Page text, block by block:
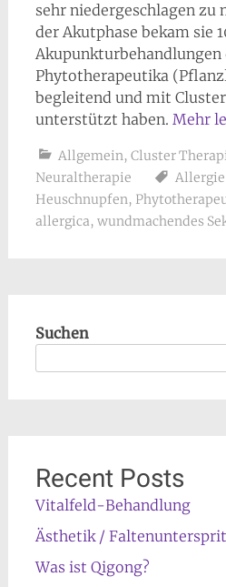
sehr niedergeschlagen zu
der Akutphase bekam sie
Phytotherapeutika
begleitend und mit
unterstützt haben. Mehr
Allgemein, Cluster
Neuraltherapie
Allergie
Heuschnupfen,
allergica, wundmachendes
Suchen
Recent Posts
Vitalfeld-Behandlung
Ästhetik /
Was ist Qigong?